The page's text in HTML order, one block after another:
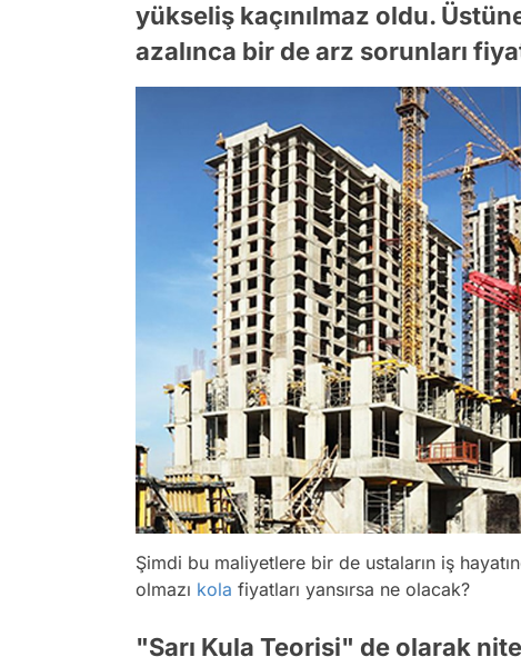
yükseliş kaçınılmaz oldu.
azalınca bir de arz sorunları
Şimdi bu maliyetlere bir de ustaların iş
olmazı kola fiyatları yansırsa ne olacak?
"Sarı Kula Teorisi" de olarak